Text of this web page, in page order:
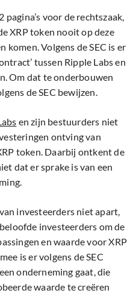
voor de rechtszaak,
XRP token nooit op deze
komen. Volgens de SEC is er
tussen Ripple Labs en
Om dat te onderbouwen
de SEC bewijzen.
en zijn bestuurders niet
ontving van
token. Daarbij ontkent de
dat er sprake is van een
investeerders niet apart,
investeerders om de
en waarde voor XRP
is er volgens de SEC
onderneming gaat, die
waarde te creëren